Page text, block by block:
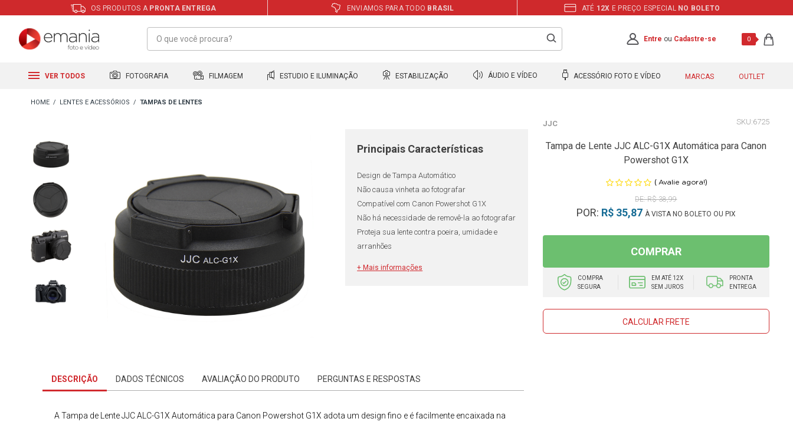
OS PRODUTOS A PRONTA ENTREGA ENVIAMOS PARA TODO BRASIL ATÉ 12X E PREÇO ESPECIAL NO BOLETO
Entre ou Cadastre-se 0
VER TODOS FOTOGRAFIA FILMAGEM ESTUDIO E ILUMINAÇÃO ESTABILIZAÇÃO ÁUDIO E VÍDEO ACESSÓRIO FOTO E VÍDEO MARCAS OUTLET
LENTES E ACESSÓRIOS TAMPAS DE LENTES
Principais Características
Design de Tampa Automático
Não causa vinheta ao fotografar
Compatível com Canon Powershot G1X
Não há necessidade de removê-la ao fotografar
Proteja sua lente contra poeira, umidade e
arranhões
+ Mais informações
JJC 6725
Tampa de Lente JJC ALC-G1X Automática para Canon
Powershot G1X
( Avalie agora!)
R$ 38,99
POR: R$ 35,87 À VISTA NO BOLETO OU PIX
COMPRAR
COMPRA
SEGURA
EM ATÉ 12X
SEM JUROS
PRONTA
ENTREGA
CALCULAR FRETE
DESCRIÇÃO DADOS TÉCNICOS AVALIAÇÃO DO PRODUTO PERGUNTAS E RESPOSTAS
A Tampa de Lente JJC ALC-G1X Automática para Canon Powershot G1X adota um design fino e é facilmente encaixada na